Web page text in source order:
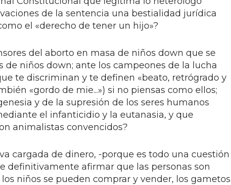
de la sentencia una bestialidad jurídica
el «derecho de tener un hijo»?
del aborto en masa de niños down que se
de niños down; ante los campeones de la lucha
te discriminan y te definen «beato, retrógrado y
«gordo de mie...») si no piensas como ellos;
y de la supresión de los seres humanos
el infanticidio y la eutanasia, y que
animalistas convencidos?
cargada de dinero, -porque es todo una cuestión
definitivamente afirmar que las personas son
niños se pueden comprar y vender, los gametos